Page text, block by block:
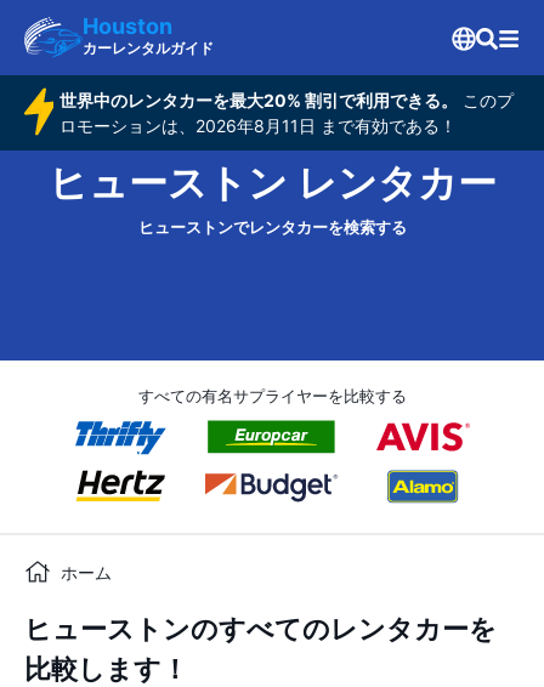
Houston
カーレンタルガイド
世界中のレンタカーを最大20% 割引で利用できる。
このプ
ロモーションは、2026年8月11日 まで有効である！
ヒューストン レンタカー
ヒューストンでレンタカーを検索する
すべての有名サプライヤーを比較する
ホーム
ヒューストンのすべてのレンタカーを
比較します！